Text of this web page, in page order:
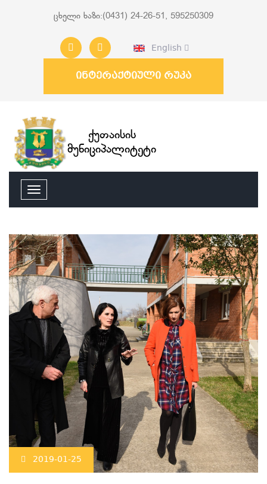
ცხელი ხაზი:(0431) 24-26-51, 595250309
English
ინტერაქტიული რუკა
ქუთაისის
მუნიციპალიტეტი
2019-01-25